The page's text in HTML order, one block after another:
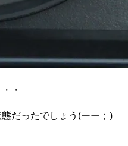
・
だったでしょう(ーー；)